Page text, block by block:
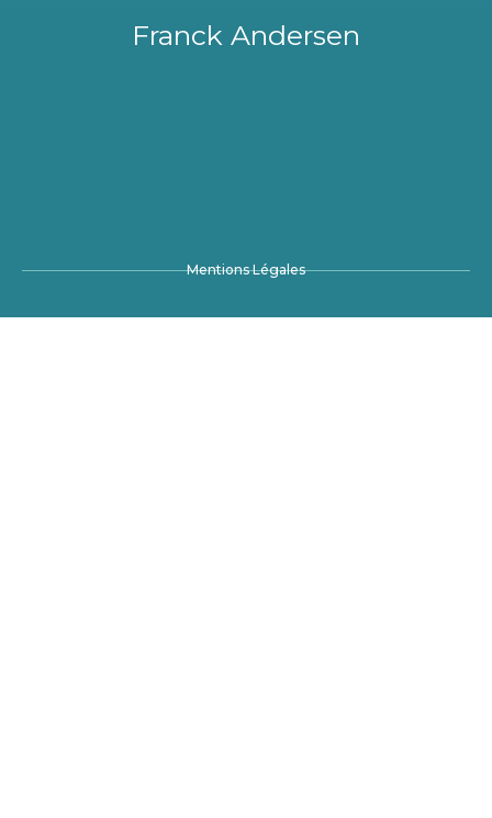
Franck Andersen
Mentions Légales